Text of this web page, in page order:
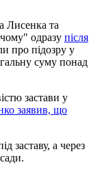
Лисенка та
одразу після
про підозру у
суму понад
застави у
заявив, що
заставу, а через